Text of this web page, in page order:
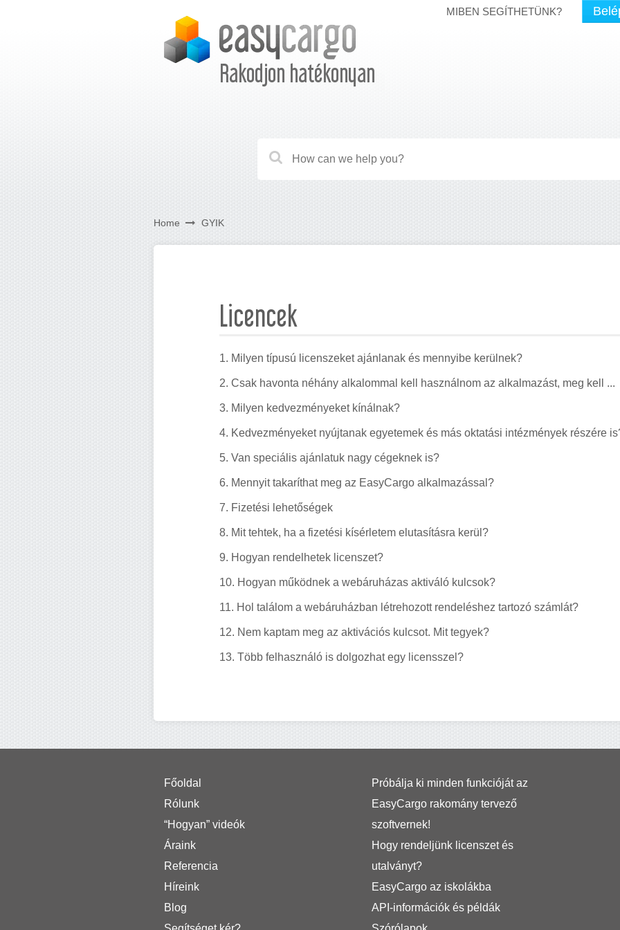
MIBEN SEGÍTHETÜNK?
Rakodjon hatékonyan
Home GYIK
Licencek
1. Milyen típusú licenszeket ajánlanak és mennyibe kerülnek?
2. Csak havonta néhány alkalommal kell használnom az alkalmazást, meg kell ...
3. Milyen kedvezményeket kínálnak?
4. Kedvezményeket nyújtanak egyetemek és más oktatási intézmények részére
5. Van speciális ajánlatuk nagy cégeknek is?
6. Mennyit takaríthat meg az EasyCargo alkalmazással?
7. Fizetési lehetőségek
8. Mit tehtek, ha a fizetési kísérletem elutasításra kerül?
9. Hogyan rendelhetek licenszet?
10. Hogyan működnek a webáruházas aktiváló kulcsok?
11. Hol találom a webáruházban létrehozott rendeléshez tartozó számlát?
12. Nem kaptam meg az aktivációs kulcsot. Mit tegyek?
13. Több felhasználó is dolgozhat egy licensszel?
Főoldal
Rólunk
“Hogyan” videók
Áraink
Referencia
Híreink
Blog
Próbálja ki minden funkcióját az
EasyCargo rakomány tervező
szoftvernek!
Hogy rendeljünk licenszet és
utalványt?
EasyCargo az iskolákba
API-információk és példák